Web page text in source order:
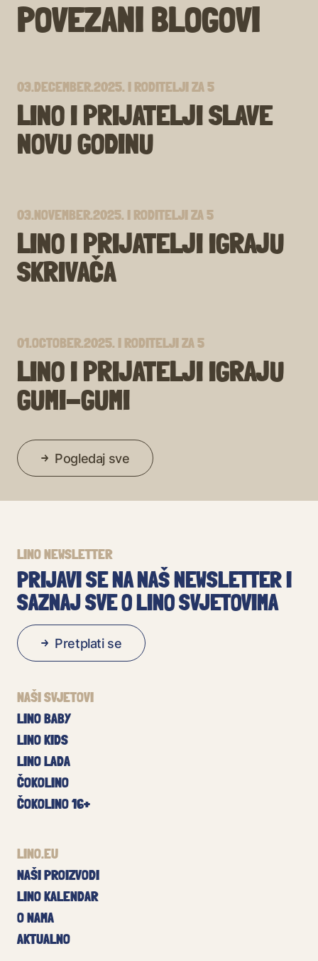
POVEZANI BLOGOVI
Pogledaj sve
03.DECEMBER.2025. IRODITELJI ZA 5
LINO I PRIJATELJI SLAVE
NOVU GODINU
03.NOVEMBER.2025. IRODITELJI ZA 5
LINO I PRIJATELJI IGRAJU
SKRIVAČA
01.OCTOBER.2025. IRODITELJI ZA 5
LINO I PRIJATELJI IGRAJU
GUMI-GUMI
LINO NEWSLETTER
PRIJAVI SE NA NAŠ NEWSLETTER I
SAZNAJ SVE O LINO SVJETOVIMA
Pretplati se
NAŠI SVJETOVI
LINO BABY
LINO KIDS
LINO LADA
ČOKOLINO
ČOKOLINO 16+
LINO.EU
NAŠI PROIZVODI
LINO KALENDAR
O NAMA
AKTUALNO